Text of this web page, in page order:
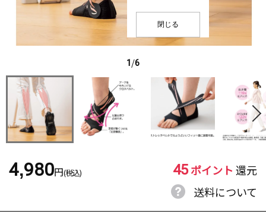
閉じる
1/6
4,980円(税込) 45ポイント 還元
送料について